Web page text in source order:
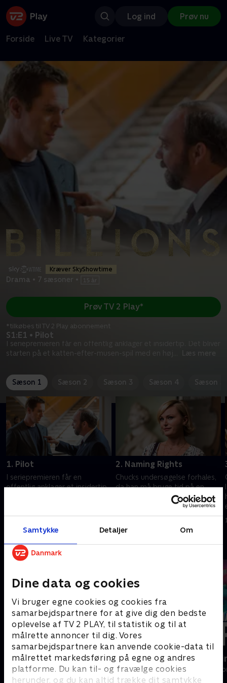
Samtykke Detaljer Om
Dine data og cookies
Vi bruger egne cookies og cookies fra
samarbejdspartnere for at give dig den bedste
oplevelse af TV 2 PLAY, til statistik og til at
målrette annoncer til dig. Vores
samarbejdspartnere kan anvende cookie-data til
målrettet markedsføring på egne og andres
platforme. Du kan til- og fravælge cookies
herunder, og du kan altid trække dit samtykke
Log ind Prøv nu
Forside Live TV Kategorier
Kræver SkyShowtime
Drama • 7 sæsoner
S1:E1 • Pilot
I seriepremieren får en offentlig anklager et insidertip. Det bliver
starten på et katten-efter-musen-spil med en høj
Prøv TV 2 Play*
*tilkøbes til TV 2 Play abonnement
Sæson 1 Sæson 2 Sæson 3 Sæson 4 Sæson 5
1. Pilot
I seriepremieren får en
offentlig anklager et insidertip.
indsats.
2. Naming Rights
Chucks undersøgelse forhales,
da han må bruge tid på en
anden sag. Axe foretager et
aggressivt træk forklædt som
velgørenhed.
Andre så også
Nepobaby
Drama • 1 sæsoner
Happy
Drama • 1